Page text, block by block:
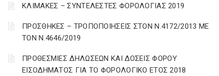
ΚΛΙΜΑΚΕΣ – ΣΥΝΤΕΛΕΣΤΕΣ ΦΟΡΟΛΟΓΙΑΣ 2019
ΠΡΟΣΘΗΚΕΣ – ΤΡΟΠΟΠΟΙΗΣΕΙΣ ΣΤΟΝ Ν.4172/2013 ΜΕ
ΤΟΝ Ν.4646/2019
ΠΡΟΘΕΣΜΙΕΣ ΔΗΛΩΣΕΩΝ ΚΑΙ ΔΟΣΕΙΣ ΦΟΡΟΥ
ΕΙΣΟΔΗΜΑΤΟΣ ΓΙΑ ΤΟ ΦΟΡΟΛΟΓΙΚΟ ΕΤΟΣ 2018